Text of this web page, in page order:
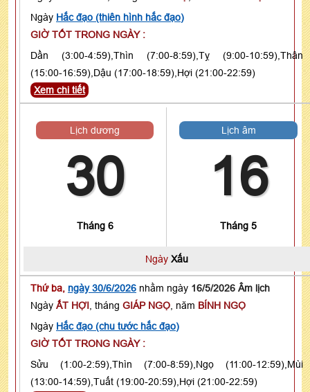
Ngày Hắc đạo (thiên hình hắc đạo)
GIỜ TỐT TRONG NGÀY :
Dần (3:00-4:59),Thìn (7:00-8:59),Tỵ (9:00-10:59),Thân
(15:00-16:59),Dậu (17:00-18:59),Hợi (21:00-22:59)
Xem chi tiết
Lịch dương
30
Tháng 6
Lịch âm
16
Tháng 5
Ngày Xấu
Thứ ba, ngày 30/6/2026 nhằm ngày 16/5/2026 Âm lịch
Ngày ẤT HỢI , tháng GIÁP NGỌ , năm BÍNH NGỌ
Ngày Hắc đạo (chu tước hắc đạo)
GIỜ TỐT TRONG NGÀY :
Sửu (1:00-2:59),Thìn (7:00-8:59),Ngọ (11:00-12:59),Mùi
(13:00-14:59),Tuất (19:00-20:59),Hợi (21:00-22:59)